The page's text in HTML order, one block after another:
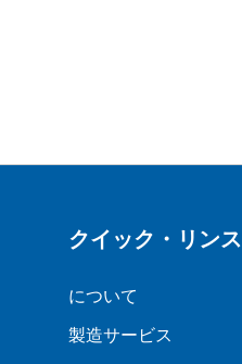
クイック・リンス
について
製造サービス